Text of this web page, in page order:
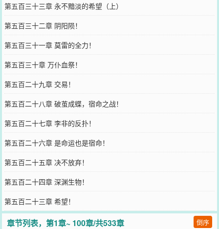
第五百三十三章 永不黯淡的希望（上）
第五百三十二章 阴阳陨！
第五百三十一章 莫雷的全力！
第五百三十章 万仆血祭！
第五百二十九章 交易！
第五百二十八章 破茧成蝶，宿命之战！
第五百二十七章 李非的反扑！
第五百二十六章 是命运也是宿命！
第五百二十五章 决不放弃！
第五百二十四章 深渊生物！
第五百二十三章 希望！
章节列表，第1章~ 100章/共533章 倒序